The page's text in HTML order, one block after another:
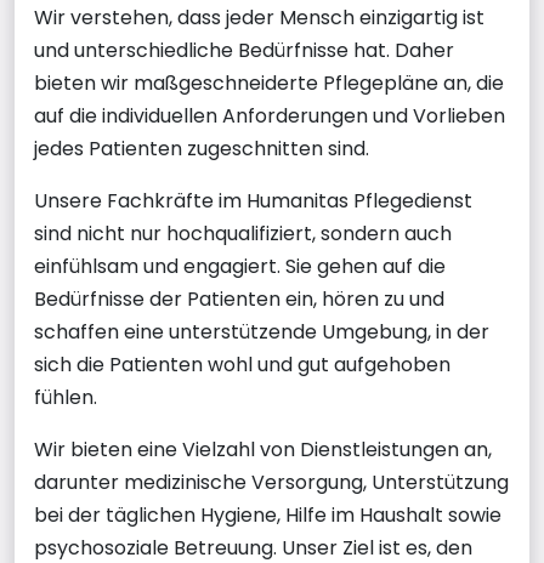
Wir verstehen, dass jeder Mensch einzigartig ist
und unterschiedliche Bedürfnisse hat. Daher
bieten wir maßgeschneiderte Pflegepläne an, die
auf die individuellen Anforderungen und Vorlieben
jedes Patienten zugeschnitten sind.
Unsere Fachkräfte im Humanitas Pflegedienst
sind nicht nur hochqualifiziert, sondern auch
einfühlsam und engagiert. Sie gehen auf die
Bedürfnisse der Patienten ein, hören zu und
schaffen eine unterstützende Umgebung, in der
sich die Patienten wohl und gut aufgehoben
fühlen.
Wir bieten eine Vielzahl von Dienstleistungen an,
darunter medizinische Versorgung, Unterstützung
bei der täglichen Hygiene, Hilfe im Haushalt sowie
psychosoziale Betreuung. Unser Ziel ist es, den